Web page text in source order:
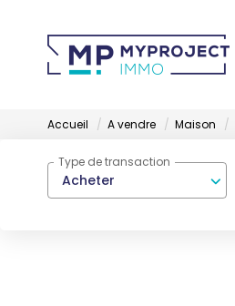
Accueil A vendre Maison
Acheter
Type de transaction